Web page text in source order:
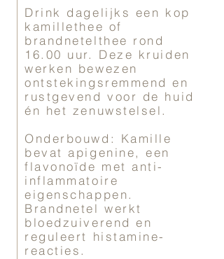
Drink dagelijks een kop
kamillethee of
brandnetelthee rond
16.00 uur. Deze kruiden
werken bewezen
ontstekingsremmend en
rustgevend voor de huid
én het zenuwstelsel.
Onderbouwd: Kamille
bevat apigenine, een
flavonoïde met anti-
inflammatoire
eigenschappen.
Brandnetel werkt
bloedzuiverend en
reguleert histamine-
reacties.